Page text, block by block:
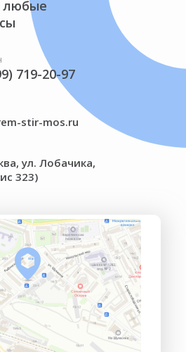
любые
719-20-97
ул. Лобачика,
323)
stir-mos.ru